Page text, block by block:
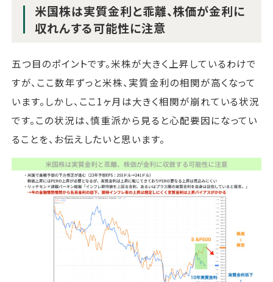
米国株は実質金利と乖離、株価が金利に
収れんする可能性に注意
五つ目のポイントです。米株が大きく上昇しているわけで
すが、ここ数年ずっと米株、実質金利の相関が高くなって
います。しかし、ここ1ヶ月は大きく相関が崩れている状況
です。この状況は、慎重派から見ると心配要因になってい
ることを、お伝えしたいと思います。